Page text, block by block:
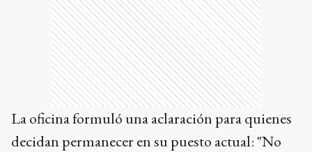
La oficina formuló una aclaración para quienes
decidan permanecer en su puesto actual: "No